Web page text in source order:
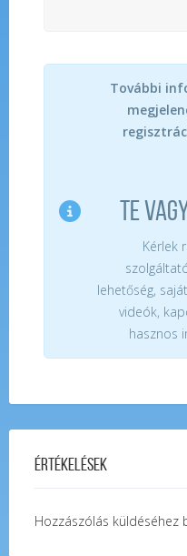
További
TE
Kérlek
lehetőség,
videók,
hasznos
Értékelések
Hozzászólás küldéséhez